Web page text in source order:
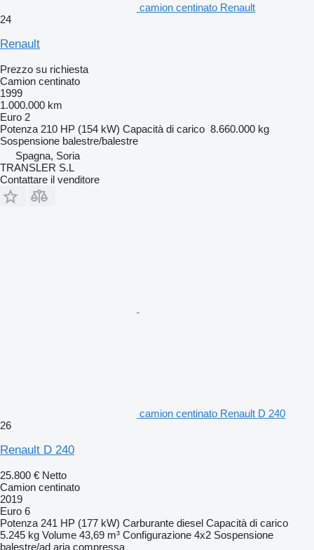
camion centinato Renault
24
Renault
Prezzo su richiesta
Camion centinato
1999
1.000.000 km
Euro 2
Potenza 210 HP (154 kW) Capacità di carico 8.660.000 kg
Sospensione balestre/balestre
Spagna, Soria
TRANSLER S.L
Contattare il venditore
camion centinato Renault D 240
26
Renault D 240
25.800 € Netto
Camion centinato
2019
Euro 6
Potenza 241 HP (177 kW) Carburante diesel Capacità di carico
5.245 kg Volume 43,69 m³ Configurazione 4x2 Sospensione
balestre/ad aria compressa